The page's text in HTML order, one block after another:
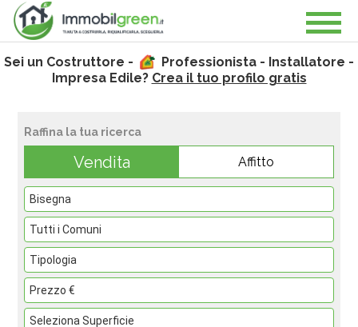
Sei un Costruttore -
Professionista - Installatore -
Impresa Edile? Crea il tuo profilo gratis
Raffina la tua ricerca
Vendita Affitto